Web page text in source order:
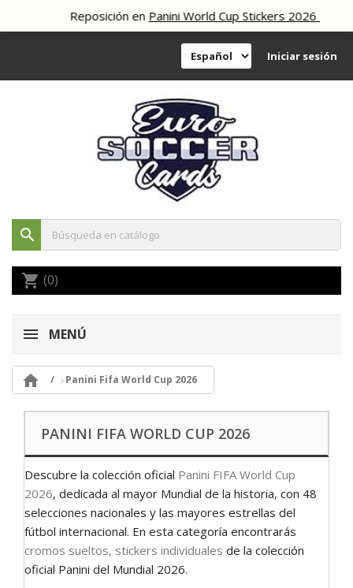
Reposición enPanini World Cup Stickers 2026
Iniciar sesión
search
shopping_cart (0)
MENÚ
 Panini Fifa World Cup 2026
PANINI FIFA WORLD CUP 2026
Descubre la colección oficial Panini FIFA World Cup
2026, dedicada al mayor Mundial de la historia, con 48
selecciones nacionales y las mayores estrellas del
fútbol internacional. En esta categoría encontrarás
cromos sueltos, stickers individuales de la colección
oficial Panini del Mundial 2026.